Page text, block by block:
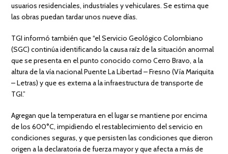
usuarios residenciales, industriales y vehiculares. Se estima que
las obras puedan tardar unos nueve días.
TGI informó también que “el Servicio Geológico Colombiano
(SGC) continúa identificando la causa raíz de la situación anormal
que se presenta en el punto conocido como Cerro Bravo, a la
altura de la vía nacional Puente La Libertad – Fresno (Vía Mariquita
– Letras) y que es externa a la infraestructura de transporte de
TGI.”
Agregan que la temperatura en el lugar se mantiene por encima
de los 600°C, impidiendo el restablecimiento del servicio en
condiciones seguras, y que persisten las condiciones que dieron
origen a la declaratoria de fuerza mayor y que afecta a más de